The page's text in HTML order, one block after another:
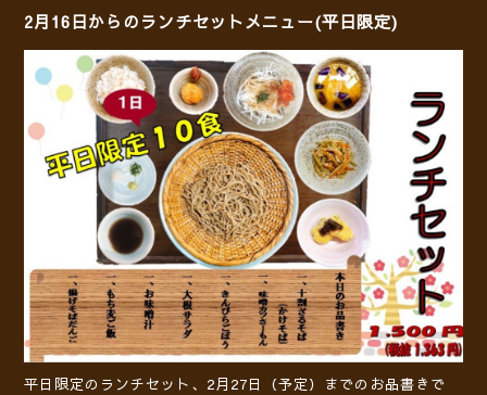
2月16日からのランチセットメニュー(平日限定)
平日限定のランチセット、2月27日（予定）までのお品書きで